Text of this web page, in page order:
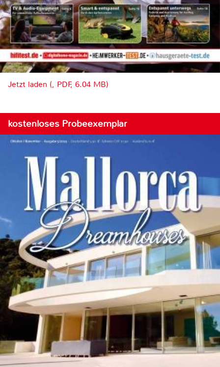
Jetzt laden (, PDF, 6.04 MB)
kostenloses Probeexemplar